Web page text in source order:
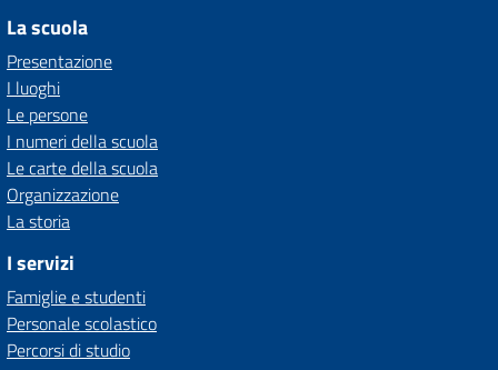
La scuola
Presentazione
I luoghi
Le persone
I numeri della scuola
Le carte della scuola
Organizzazione
La storia
I servizi
Famiglie e studenti
Personale scolastico
Percorsi di studio